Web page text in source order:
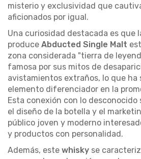
misterio y exclusividad que
aficionados por igual.
Una curiosidad destacada es que
produce Abducted Single Malt
zona considerada "tierra de
famosa por sus mitos de
avistamientos extraños, lo que ha
elemento diferenciador en la
Esta conexión con lo
el diseño de la botella y el
público joven y moderno
y productos con personalidad.
Además, este whisky se